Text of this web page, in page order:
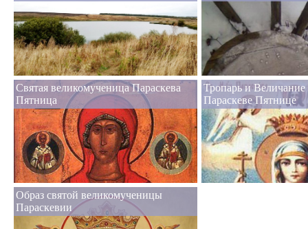
Святая великомученица Параскева
Пятница
Тропарь и Величание
Параскеве Пятнице
Образ святой великомученицы
Параскевии